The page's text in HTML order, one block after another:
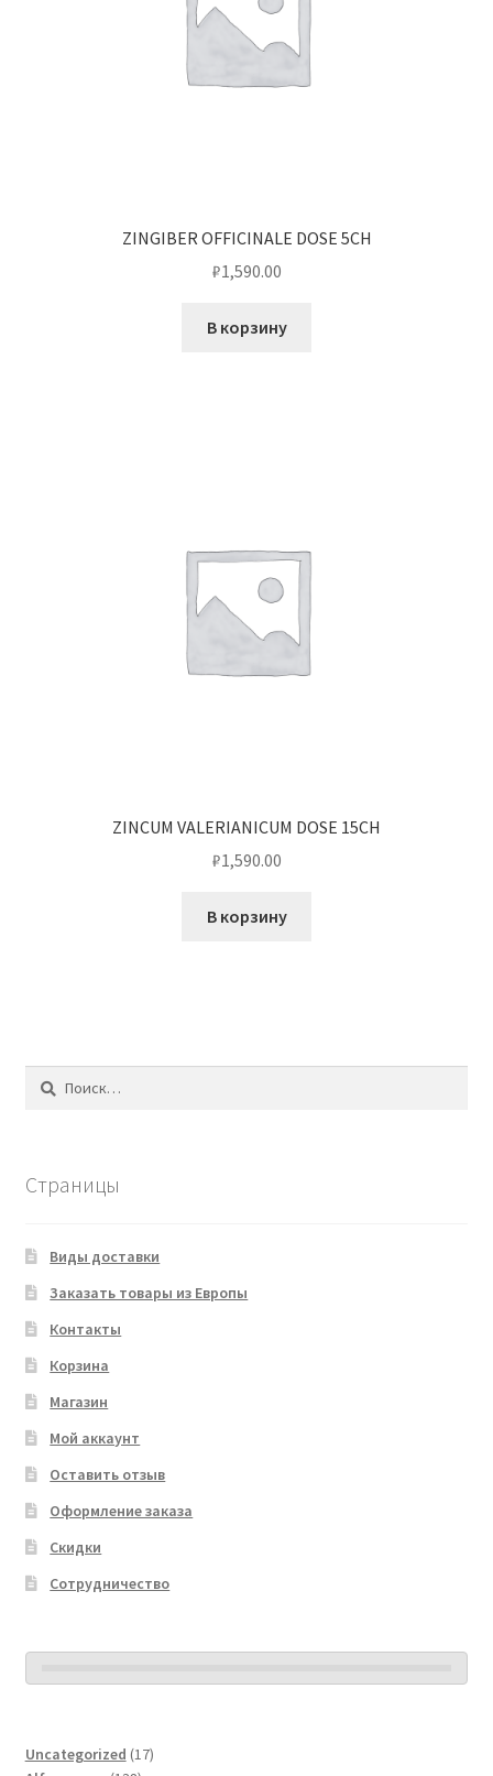
ZINGIBER OFFICINALE DOSE 5CH
₽1,590.00
В корзину
ZINCUM VALERIANICUM DOSE 15CH
₽1,590.00
В корзину
Найти:
Страницы
Виды доставки
Заказать товары из Европы
Контакты
Корзина
Магазин
Мой аккаунт
Оставить отзыв
Оформление заказа
Скидки
Сотрудничество
Uncategorized 1717